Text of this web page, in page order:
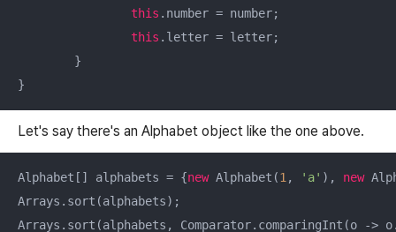
this .number = number;
this .letter = letter;
}
Let's say there's an Alphabet object like the one above.
Alphabet[] alphabets = {new Alphabet(1 , 'a' ), new
Arrays.sort(alphabets);